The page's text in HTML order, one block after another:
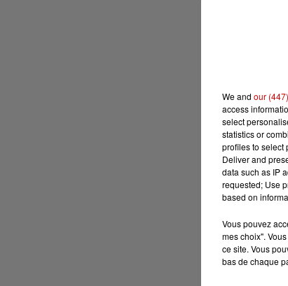
We and our
access
select
statistics or
profiles to select
Deliver and
data such as IP
requested; Use
based on
Vous pouvez
mes choix".
ce site. Vous
bas de chaque